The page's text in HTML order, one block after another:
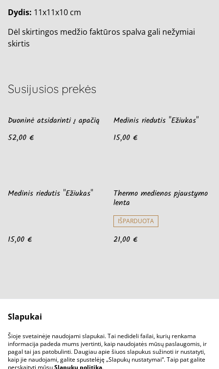
Dydis: 11x11x10 cm
Dėl skirtingos medžio faktūros spalva gali nežymiai
skirtis
Susijusios prekės
Duoninė atsidarinti į apačią
52,00 €
Medinis riedutis "Ežiukas"
15,00 €
Medinis riedutis "Ežiukas"
15,00 €
Thermo medienos pjaustymo
lenta
IŠPARDUOTA
21,00 €
Parašykit mums
Pirkimo sąlygos
Privatumo sąlygos
Slapukų politika
Slapukai
Šioje svetainėje naudojami slapukai. Tai nedideli failai, kurių renkama
informacija padeda mums įvertinti, kaip naudojatės mūsų paslaugomis, ir
pagal tai jas patobulinti. Daugiau apie šiuos slapukus sužinoti ir nustatyti,
kaip jie naudojami, galite spustelėję „Slapukų nustatymai“. Taip pat galite
perskaityti mūsųSlapukų politiką.